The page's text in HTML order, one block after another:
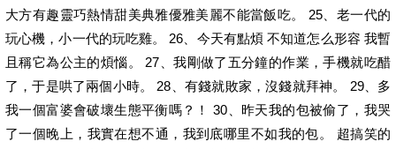
大方有趣靈巧熱情甜美典雅優雅美麗不能當飯吃。 25、老一代的
玩心機，小一代的玩吃雞。 26、今天有點煩 不知道怎么形容 我暫
且稱它為公主的煩惱。 27、我剛做了五分鐘的作業，手機就吃醋
了，于是哄了兩個小時。 28、有錢就敗家，沒錢就拜神。 29、多
我一個富婆會破壞生態平衡嗎？！ 30、昨天我的包被偷了，我哭
了一個晚上，我實在想不通，我到底哪里不如我的包。 超搞笑的